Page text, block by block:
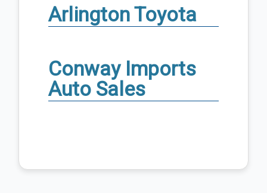
Arlington Toyota
Conway Imports
Auto Sales